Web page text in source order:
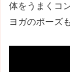
体をうまくコ
ヨガのポーズ